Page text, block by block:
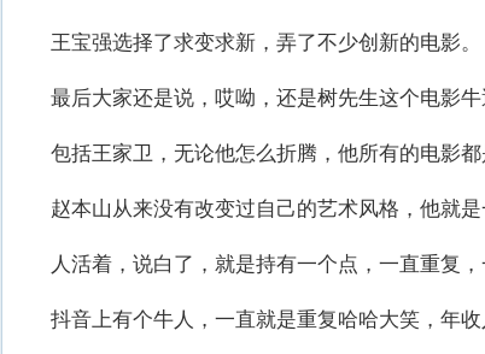
王宝强选择了求变求新，弄了不少创新的电影。
最后大家还是说，哎呦，还是树先生这个电影牛
包括王家卫，无论他怎么折腾，他所有的电影都
赵本山从来没有改变过自己的艺术风格，他就是
人活着，说白了，就是持有一个点，一直重复，
抖音上有个牛人，一直就是重复哈哈大笑，年收